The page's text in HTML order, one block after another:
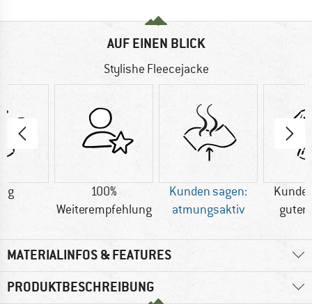
AUF EINEN BLICK
Stylishe Fleecejacke
g
100%
Weiterempfehlung
Kunden sagen:
atmungsaktiv
guter
MATERIALINFOS & FEATURES
PRODUKTBESCHREIBUNG